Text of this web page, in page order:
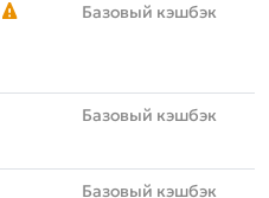
Базовый кэшбэк
Базовый кэшбэк
Базовый кэшбэк